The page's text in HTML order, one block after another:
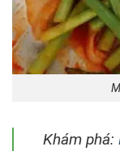
Khám phá: